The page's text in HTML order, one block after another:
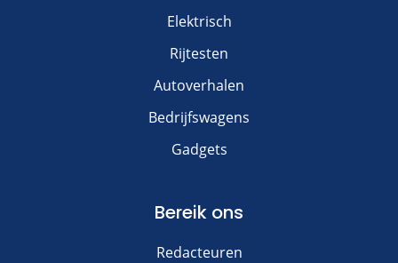
Elektrisch
Rijtesten
Autoverhalen
Bedrijfswagens
Gadgets
Bereik ons
Redacteuren